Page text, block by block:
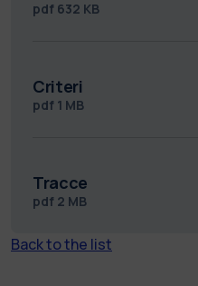
pdf 632 KB
Criteri
pdf 1 MB
Tracce
pdf 2 MB
Back to the list